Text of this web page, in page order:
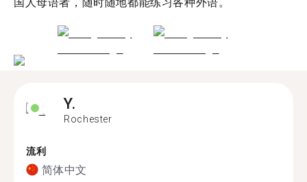
Y.
Rochester
流利
简体中文